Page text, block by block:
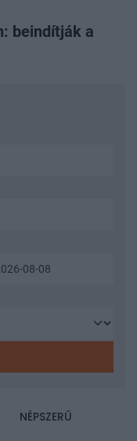
beindítják a
NÉPSZERŰ